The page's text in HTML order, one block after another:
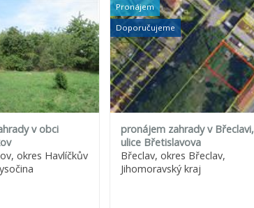
v obci
okres Havlíčkův
Pronájem
Doporučujeme
pronájem zahrady v Břeclavi,
ulice Břetislavova
Břeclav, okres Břeclav,
Jihomoravský kraj